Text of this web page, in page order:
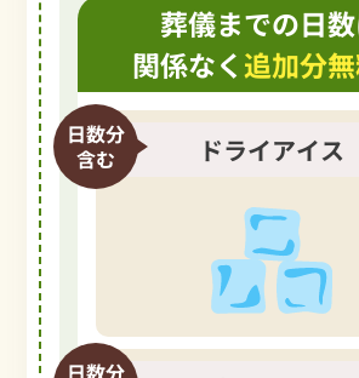
葬儀までの日
関係なく追加分無
日数分
含む
ドライアイス
日数分